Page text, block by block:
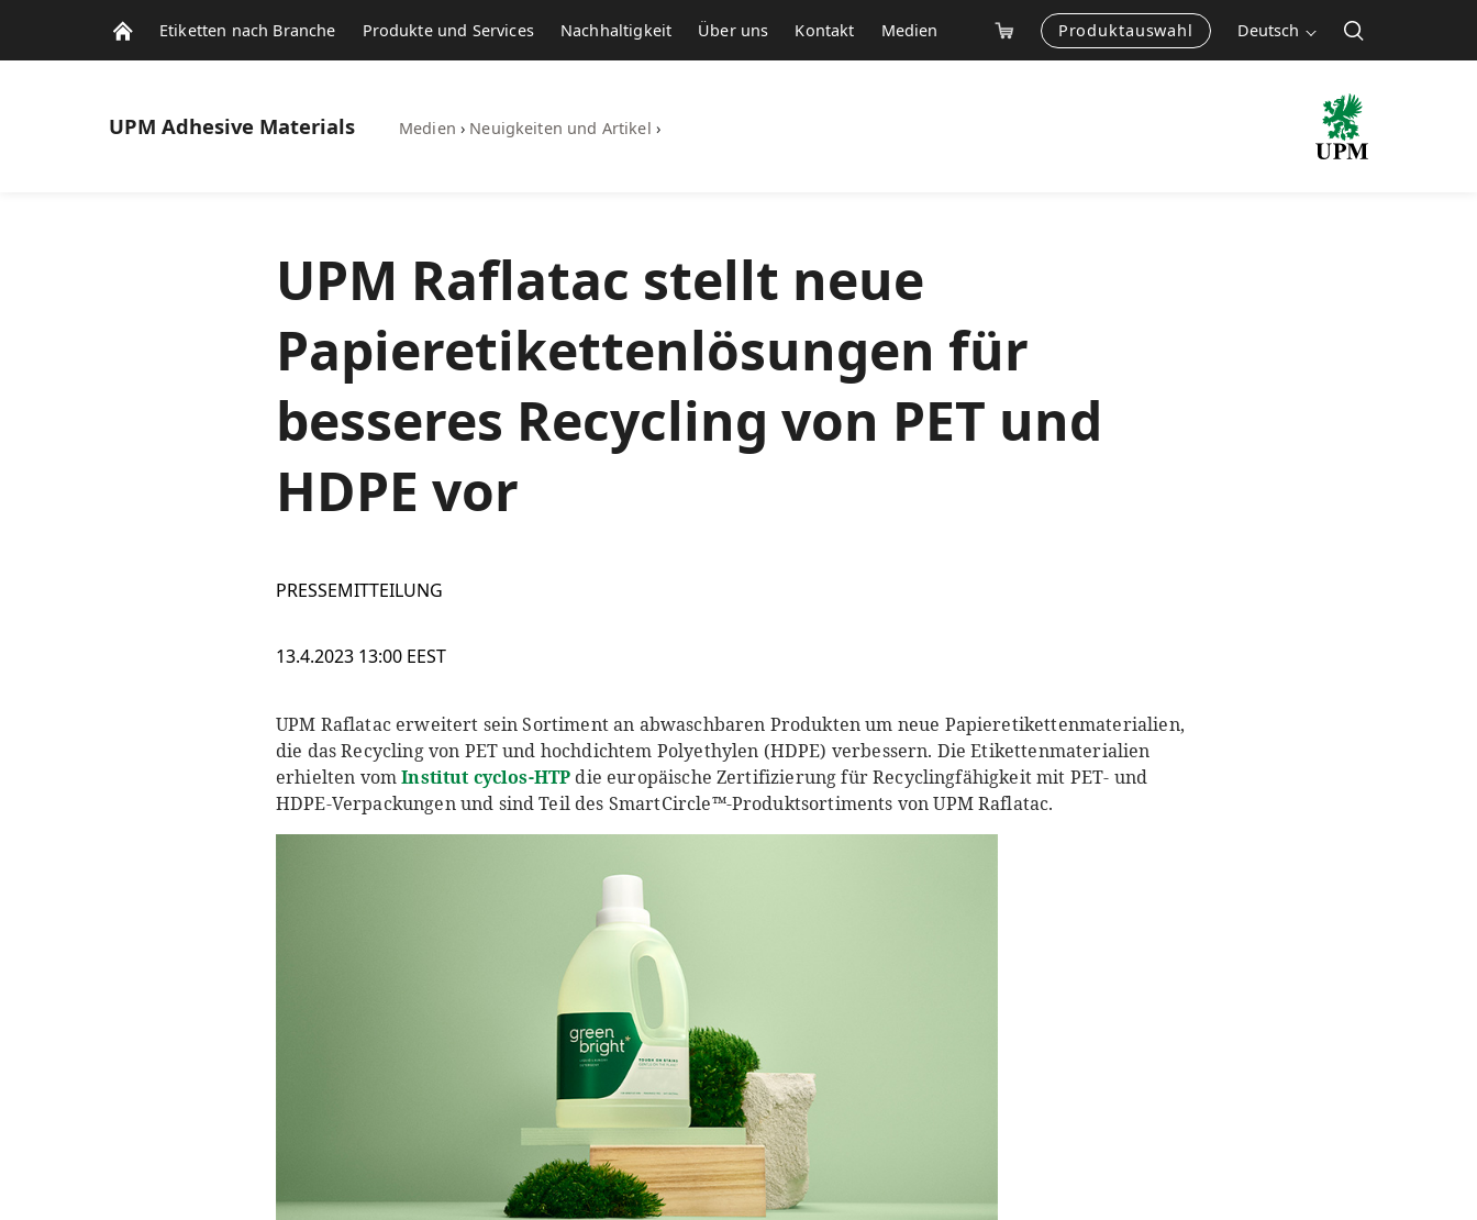
Produktauswahl Deutsch
Etiketten nach Branche Produkte und Services Nachhaltigkeit Über uns Kontakt Medien
UPM Adhesive Materials Medien › Neuigkeiten und Artikel ›
UPM Raflatac stellt neue
Papieretikettenlösungen für
besseres Recycling von PET und
HDPE vor
PRESSEMITTEILUNG
13.4.2023 13:00 EEST
UPM Raflatac erweitert sein Sortiment an abwaschbaren Produkten um neue Papieretikettenmaterialien,
die das Recycling von PET und hochdichtem Polyethylen (HDPE) verbessern. Die Etikettenmaterialien
erhielten vomInstitut cyclos-HTPdie europäische Zertifizierung für Recyclingfähigkeit mit PET- und
HDPE-Verpackungen und sind Teil des SmartCircle™-Produktsortiments von UPM Raflatac.